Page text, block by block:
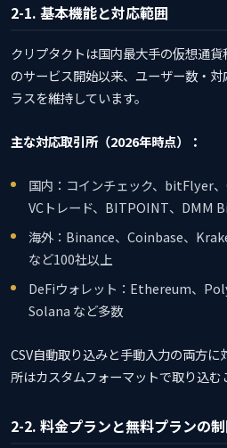
2-1. 基本機能と対応範囲
クリプタクトは国内最大手の仮想通
のサービス開始以来、ユーザー数・
ラスを維持しています。
主な対応取引所（2026年時点）：
国内：コインチェック、bitFlyer
VCトレード、BITPOINT、DMM
海外：Binance、Coinbase、
など100社以上
DeFiウォレット：Ethereum、
Solana など多数
CSV自動取り込みと手動入力の両方に
所はカスタムフォーマットで取り込む
2-2. 料金プランと無料プランの